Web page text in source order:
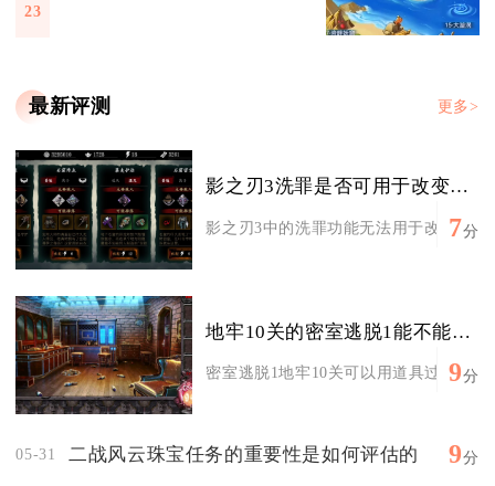
23
最新评测 更多>
影之刃3洗罪是否可用于改变角色外观
影之刃3中的洗罪功能无法用于改变角
7分
地牢10关的密室逃脱1能不能用道具过关
密室逃脱1地牢10关可以用道具过关，
9分
05-31 二战风云珠宝任务的重要性是如何评估的 9分